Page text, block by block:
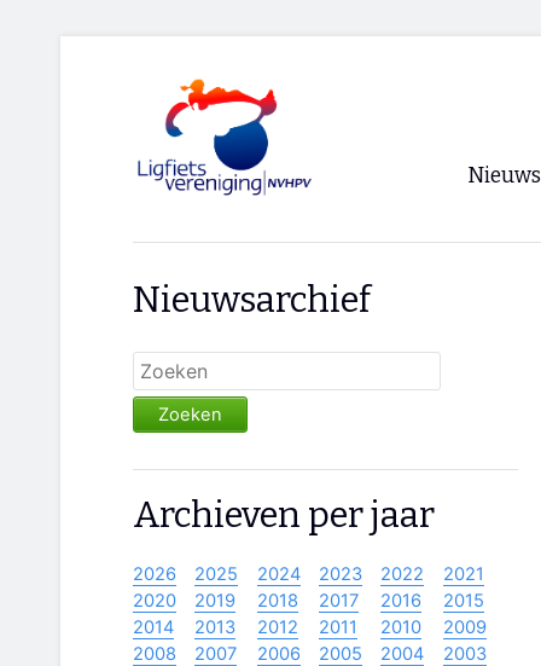
Nieuws
Nieuwsarchief
Zoeken
Archieven per jaar
2026 2025 2024 2023 2022
2021
2020
2019 2018 2017 2016
2015
2014
2013 2012 2011 2010
2009
2008
2007 2006 2005 2004
2003